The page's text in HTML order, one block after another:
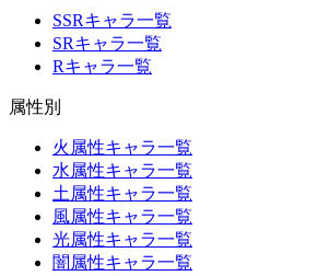
SSRキャラ一覧
SRキャラ一覧
Rキャラ一覧
属性別
火属性キャラ一覧
水属性キャラ一覧
土属性キャラ一覧
風属性キャラ一覧
光属性キャラ一覧
闇属性キャラ一覧